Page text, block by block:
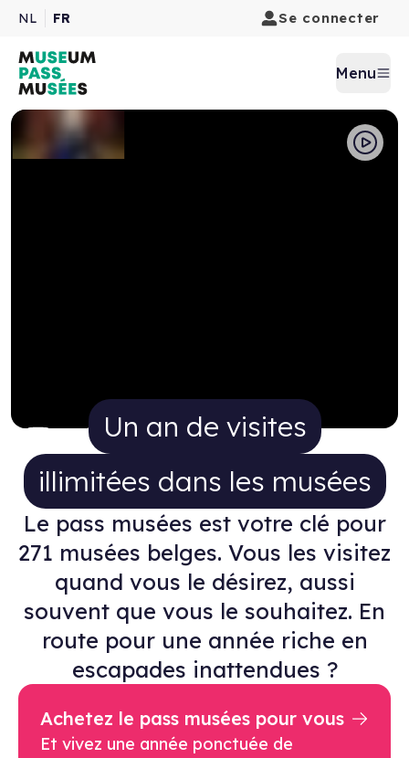
NL FR Se connecter
Menu
Un an de visites illimitées
Un an de visites
illimitées dans les musées
Le pass musées est votre clé pour
271 musées belges. Vous les visitez
quand vous le désirez, aussi
souvent que vous le souhaitez. En
route pour une année riche en
escapades inattendues ?
Achetez le pass musées pour vous
Et vivez une année ponctuée de